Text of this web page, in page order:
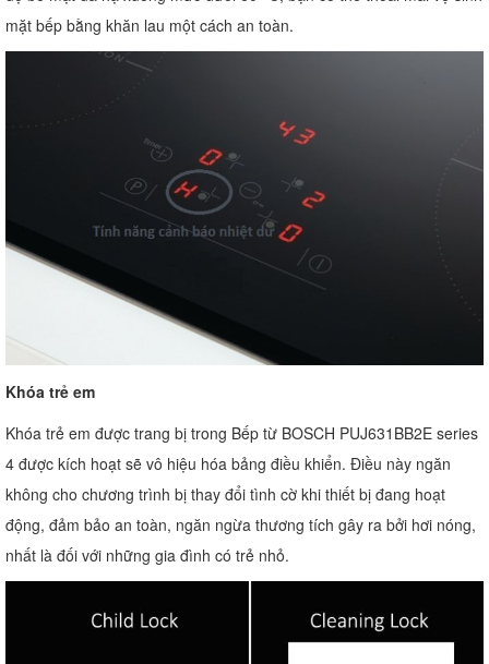
mặt bếp bằng khăn lau một cách an toàn.
Khóa trẻ em
Khóa trẻ em được trang bị trong Bếp từ BOSCH PUJ631BB2E series
4 được kích hoạt sẽ vô hiệu hóa bảng điều khiển. Điều này ngăn
không cho chương trình bị thay đổi tình cờ khi thiết bị đang hoạt
động, đảm bảo an toàn, ngăn ngừa thương tích gây ra bởi hơi nóng,
nhất là đối với những gia đình có trẻ nhỏ.